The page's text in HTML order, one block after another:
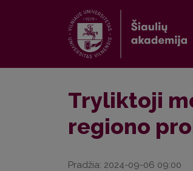
Tryliktoji
regiono
Pradžia: 2024-09-06 09:00